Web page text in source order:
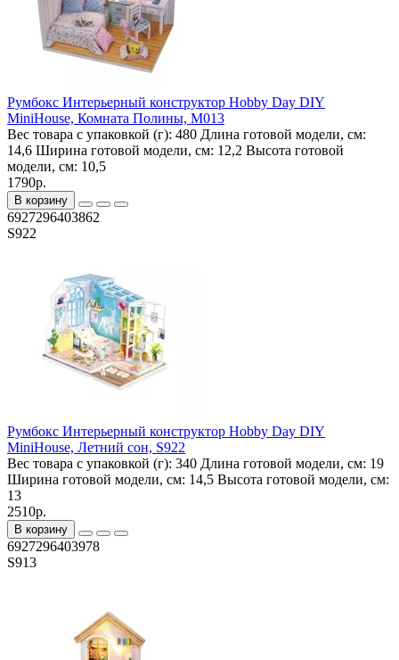
Румбокс Интерьерный конструктор Hobby Day DIY
MiniHouse, Комната Полины, M013
Вес товара с упаковкой (г): 480 Длина готовой модели, см:
14,6 Ширина готовой модели, см: 12,2 Высота готовой
модели, см: 10,5
1790р.
В корзину
6927296403862
S922
Румбокс Интерьерный конструктор Hobby Day DIY
MiniHouse, Летний сон, S922
Вес товара с упаковкой (г): 340 Длина готовой модели, см: 19
Ширина готовой модели, см: 14,5 Высота готовой модели, см:
13
2510р.
В корзину
6927296403978
S913